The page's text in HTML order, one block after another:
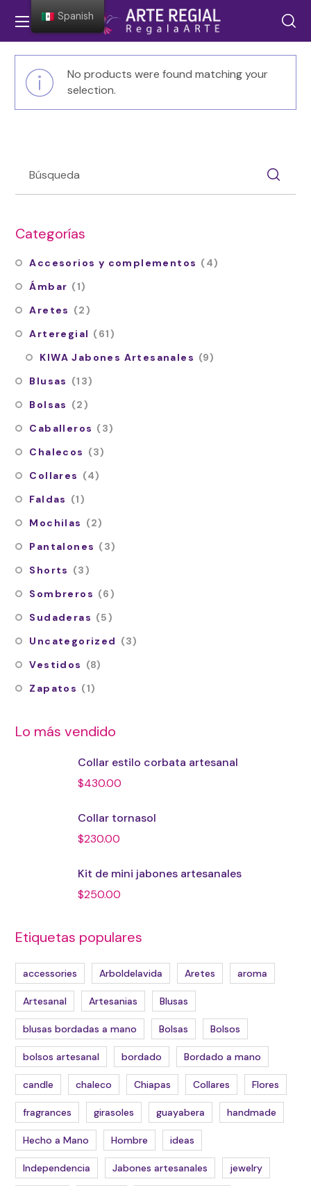
No products were found matching your
selection.
Categorías
Accesorios y complementos (4)
Ámbar (1)
Aretes (2)
Arteregial (61)
KIWA Jabones Artesanales (9)
Blusas (13)
Bolsas (2)
Caballeros (3)
Chalecos (3)
Collares (4)
Faldas (1)
Mochilas (2)
Pantalones (3)
Shorts (3)
Sombreros (6)
Sudaderas (5)
Uncategorized (3)
Vestidos (8)
Zapatos (1)
Lo más vendido
Collar estilo corbata artesanal
$430.00
Collar tornasol
$230.00
Kit de mini jabones artesanales
$250.00
Etiquetas populares
accessories Arboldelavida Aretes aroma
Artesanal Artesanias Blusas
blusas bordadas a mano Bolsas Bolsos
bolsos artesanal bordado Bordado a mano
candle chaleco Chiapas Collares Flores
fragrances girasoles guayabera handmade
Hecho a Mano Hombre ideas
Independencia Jabones artesanales jewelry
Spanish